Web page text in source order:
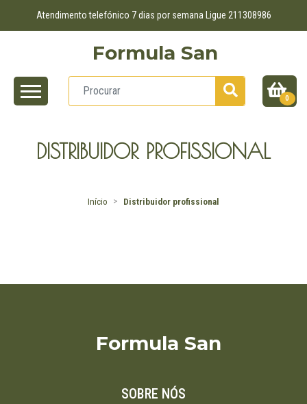
Atendimento telefónico 7 dias por semana Ligue 211308986
Formula San
0
DISTRIBUIDOR PROFISSIONAL
Início Distribuidor profissional
Formula San
SOBRE NÓS